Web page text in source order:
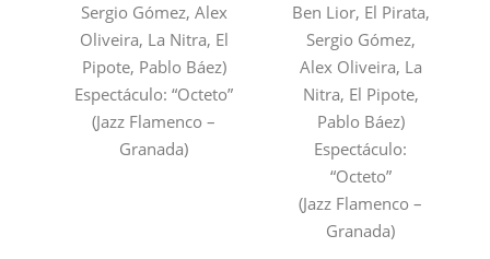
Sergio Gómez, Alex
Oliveira, La Nitra, El
Pipote, Pablo Báez)
Espectáculo: “Octeto”
(Jazz Flamenco –
Granada)
Ben Lior, El Pirata,
Sergio Gómez,
Alex Oliveira, La
Nitra, El Pipote,
Pablo Báez)
Espectáculo:
“Octeto”
(Jazz Flamenco –
Granada)